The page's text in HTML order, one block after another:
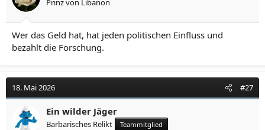
Prinz von Libanon
Wer das Geld hat, hat jeden politischen Einfluss und
bezahlt die Forschung.
18. Mai 2026 #27
Ein wilder Jäger
Barbarisches Relikt Teammitglied